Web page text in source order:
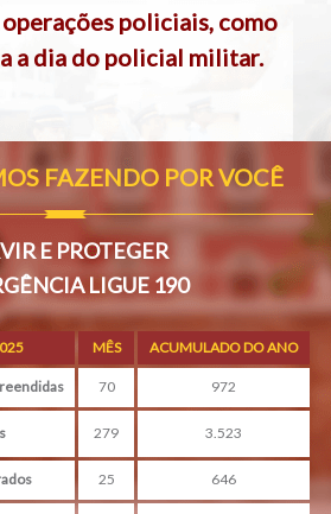
policiais, como
a dia do policial militar.
FAZENDO POR VOCÊ
E PROTEGER
LIGUE 190
MÊS ACUMULADO DO ANO
70 972
279 3.523
25 646